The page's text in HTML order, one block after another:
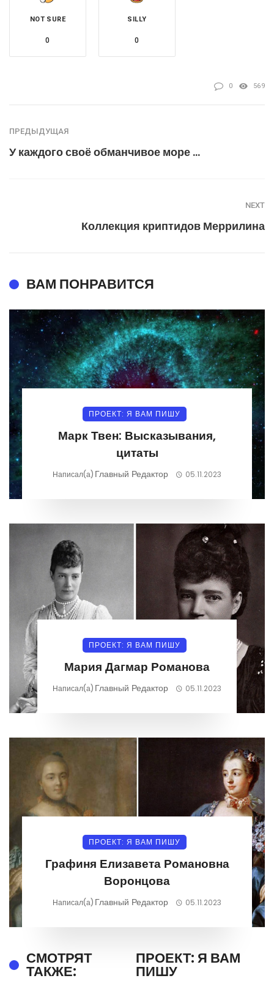
NOT SURE
0
SILLY
0
0 569
ПРЕДЫДУЩАЯ
У каждого своё обманчивое море …
NEXT
Коллекция криптидов Меррилина
ВАМ ПОНРАВИТСЯ
ПРОЕКТ: Я ВАМ ПИШУ
Марк Твен: Высказывания,
цитаты
Написал(а) Главный Редактор 05.11.2023
ПРОЕКТ: Я ВАМ ПИШУ
Мария Дагмар Романова
Написал(а) Главный Редактор 05.11.2023
ПРОЕКТ: Я ВАМ ПИШУ
Графиня Елизавета Романовна
Воронцова
Написал(а) Главный Редактор 05.11.2023
СМОТРЯТ
ТАКЖЕ:
ПРОЕКТ: Я ВАМ
ПИШУ